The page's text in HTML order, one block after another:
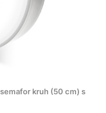
kruh (50 cm) s